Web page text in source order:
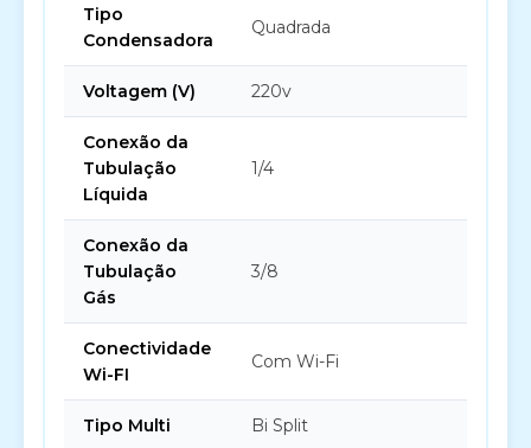
Tipo
Condensadora
Quadrada
Voltagem (V) 220v
Conexão da
Tubulação
Líquida
1/4
Conexão da
Tubulação
Gás
3/8
Conectividade
Wi-FI
Com Wi-Fi
Tipo Multi Bi Split